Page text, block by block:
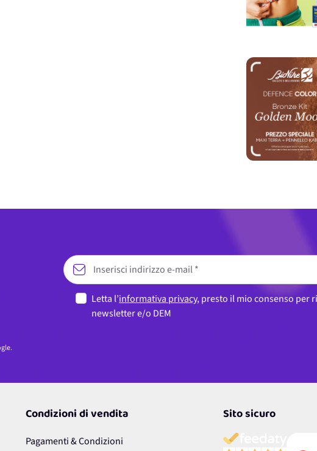
Letta l’informativa privacy, presto il mio consenso per
newsletter e/o DEM
Condizioni di vendita
Pagamenti & Condizioni
Sito sicuro